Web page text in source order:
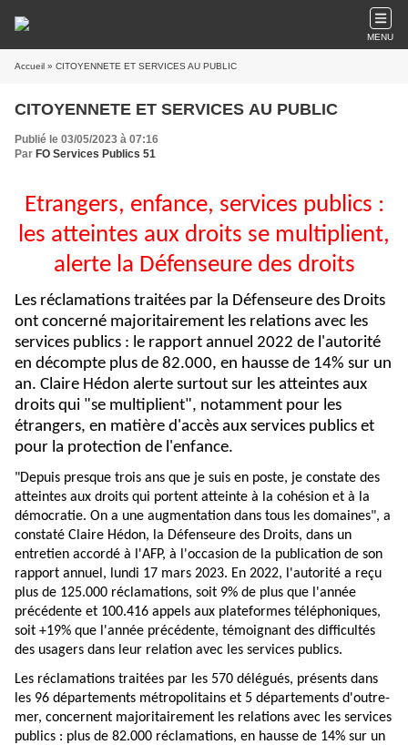
MENU
Accueil » CITOYENNETE ET SERVICES AU PUBLIC
CITOYENNETE ET SERVICES AU PUBLIC
Publié le 03/05/2023 à 07:16
Par FO Services Publics 51
Etrangers, enfance, services publics :
les atteintes aux droits se multiplient,
alerte la Défenseure des droits
Les réclamations traitées par la Défenseure des Droits
ont concerné majoritairement les relations avec les
services publics : le rapport annuel 2022 de l'autorité
en décompte plus de 82.000, en hausse de 14% sur un
an. Claire Hédon alerte surtout sur les atteintes aux
droits qui "se multiplient", notamment pour les
étrangers, en matière d'accès aux services publics et
pour la protection de l'enfance.
"Depuis presque trois ans que je suis en poste, je constate des
atteintes aux droits qui portent atteinte à la cohésion et à la
démocratie. On a une augmentation dans tous les domaines", a
constaté Claire Hédon, la Défenseure des Droits, dans un
entretien accordé à l'AFP, à l'occasion de la publication de son
rapport annuel, lundi 17 mars 2023. En 2022, l'autorité a reçu
plus de 125.000 réclamations, soit 9% de plus que l'année
précédente et 100.416 appels aux plateformes téléphoniques,
soit +19% que l'année précédente, témoignant des difficultés
des usagers dans leur relation avec les services publics.
Les réclamations traitées par les 570 délégués, présents dans
les 96 départements métropolitains et 5 départements d'outre-
mer, concernent majoritairement les relations avec les services
publics : plus de 82.000 réclamations, en hausse de 14% sur un